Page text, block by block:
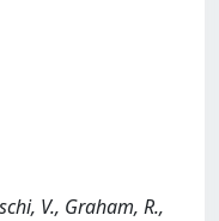
V., Graham, R.,